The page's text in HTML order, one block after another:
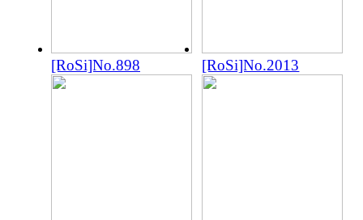
[RoSi]No.898 [RoSi]No.2013